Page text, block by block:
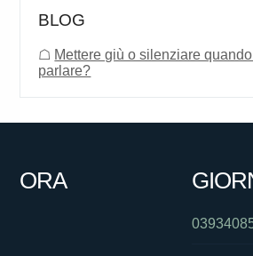
BLOG
☖ Mettere giù o silenziare
parlare?
ORA